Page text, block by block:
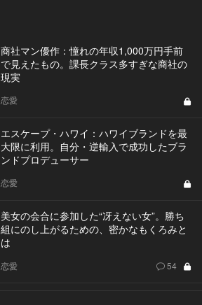
商社マン優作：憧れの年収1,000万円手前
で見えたもの。課長クラス多すぎな商社の
現実
恋愛
エスケープ・ハワイ：ハワイブランドを最
大限に利用。自分・逆輸入で成功したブラ
ンドプロデューサー
恋愛
美女の会合に参加した“冴えない女”。勝ち
組にのし上がるための、密かなもくろみと
は
恋愛 54